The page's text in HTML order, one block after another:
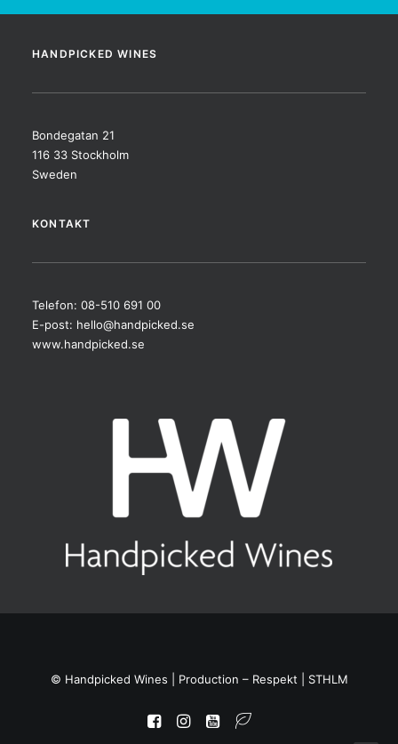
HANDPICKED WINES
Bondegatan 21
116 33 Stockholm
Sweden
KONTAKT
Telefon: 08-510 691 00
E-post: hello@handpicked.se
www.handpicked.se
© Handpicked Wines | Production – Respekt | STHLM